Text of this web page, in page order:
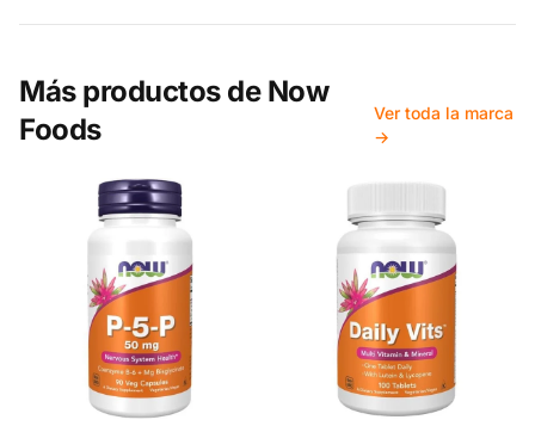
Más productos de Now
Foods
Ver toda la marca
→